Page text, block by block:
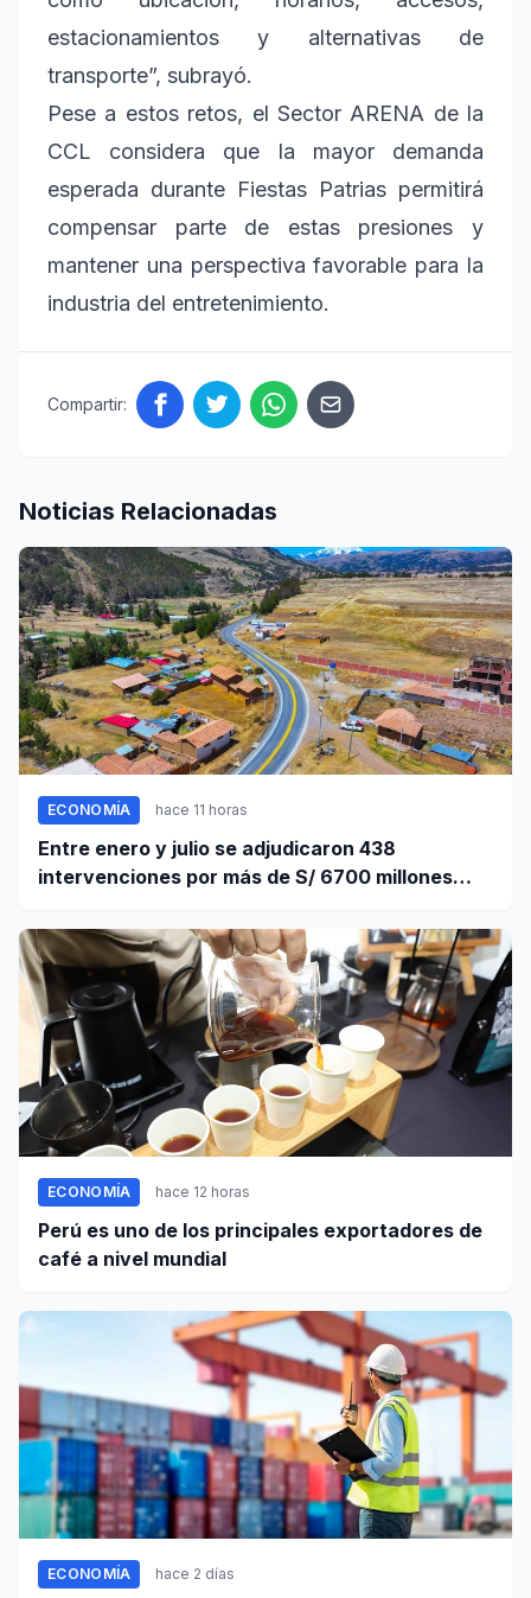
estacionamientos y alternativas de
transporte”, subrayó.
Pese a estos retos, el Sector ARENA de la
CCL considera que la mayor demanda
esperada durante Fiestas Patrias permitirá
compensar parte de estas presiones y
mantener una perspectiva favorable para la
industria del entretenimiento.
Compartir:
Noticias Relacionadas
ECONOMÍA hace 11 horas
Entre enero y julio se adjudicaron 438
intervenciones por más de S/ 6700 millones
ECONOMÍA hace 12 horas
Perú es uno de los principales exportadores de
café a nivel mundial
ECONOMÍA hace 2 días